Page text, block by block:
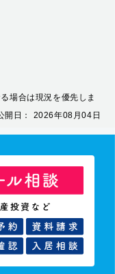
場合は現況を優先しま
開日： 2026年08月04日